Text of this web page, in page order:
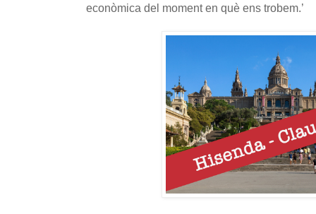
econòmica del moment en què ens trobem.’